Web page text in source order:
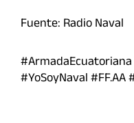
Fuente: Radio Naval
#YoSoyNaval #FF.AA